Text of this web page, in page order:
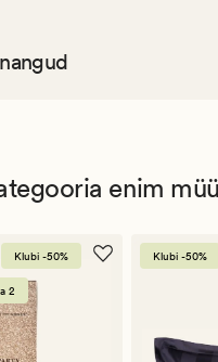
enim
Klubi -50%
2
Klubi -50%